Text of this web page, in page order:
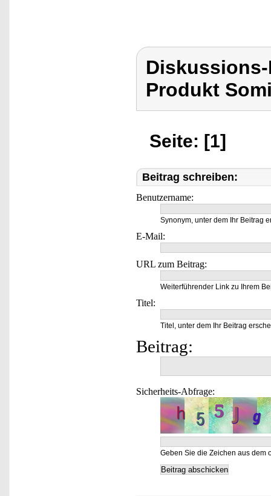
Produkt
Seite: [1]
Beitrag schreiben:
Benutzername:
Synonym, unter dem Ihr Beitrag
E-Mail:
URL zum Beitrag:
Weiterführender Link zu Ihrem
Titel:
Titel, unter dem Ihr Beitrag
Beitrag:
Sicherheits-Abfrage:
Geben Sie die Zeichen aus dem